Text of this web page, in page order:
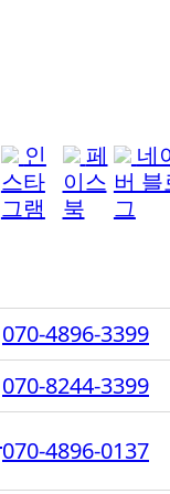
인
스타
그램
페
이스
북
네
버 블
그
070-4896-3399
070-8244-3399
070-4896-0137